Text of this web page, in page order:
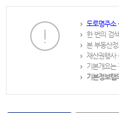
도로명주소
한 번의 검
본 부동산
재산권행사
기본개요는
기본정보탭